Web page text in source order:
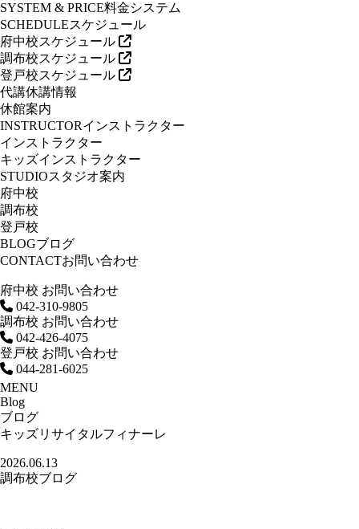
SYSTEM & PRICE料金システム
SCHEDULEスケジュール
府中校スケジュール
調布校スケジュール
登戸校スケジュール
代講休講情報
休館案内
INSTRUCTORインストラクター
インストラクター
キッズインストラクター
STUDIOスタジオ案内
府中校
調布校
登戸校
BLOGブログ
CONTACTお問い合わせ
府中校 お問い合わせ
042-310-9805
調布校 お問い合わせ
042-426-4075
登戸校 お問い合わせ
044-281-6025
MENU
Blog
ブログ
キッズリサイタルフィナーレ
2026.06.13
調布校ブログ